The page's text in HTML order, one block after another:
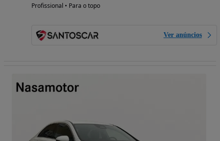
Profissional • Para o topo
Ver anúncios